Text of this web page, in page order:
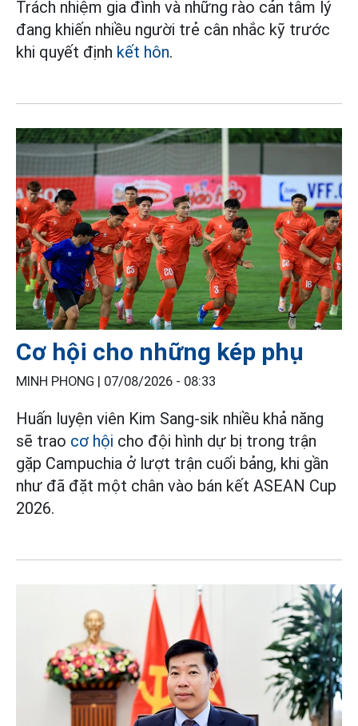
Trách nhiệm gia đình và những rào cản tâm lý
đang khiến nhiều người trẻ cân nhắc kỹ trước
khi quyết định kết hôn.
Cơ hội cho những kép phụ
MINH PHONG | 07/08/2026 - 08:33
Huấn luyện viên Kim Sang-sik nhiều khả năng
sẽ trao cơ hội cho đội hình dự bị trong trận
gặp Campuchia ở lượt trận cuối bảng, khi gần
như đã đặt một chân vào bán kết ASEAN Cup
2026.